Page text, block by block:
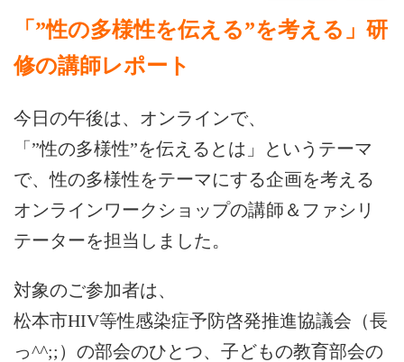
「”性の多様性を伝える”を考える」研
修の講師レポート
今日の午後は、オンラインで、
「”性の多様性”を伝えるとは」というテーマ
で、性の多様性をテーマにする企画を考える
オンラインワークショップの講師＆ファシリ
テーターを担当しました。
対象のご参加者は、
松本市HIV等性感染症予防啓発推進協議会（長
っ^^;;）の部会のひとつ、子どもの教育部会の